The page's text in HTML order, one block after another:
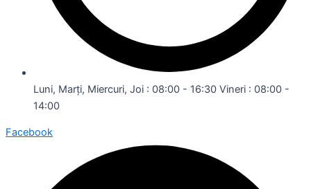
Luni, Marți, Miercuri, Joi : 08:00 - 16:30 Vineri : 08:00 -
14:00
Facebook